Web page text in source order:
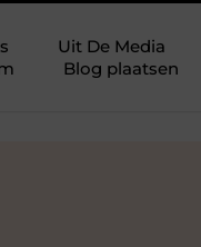
Uit De Media
Blog plaatsen